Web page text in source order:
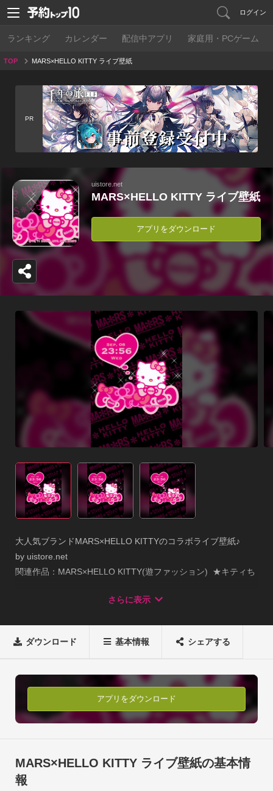
ログイン
ランキング カレンダー 配信中アプリ 家庭用・PCゲーム
TOP MARS×HELLO KITTY ライブ壁紙
PR
uistore.net
MARS×HELLO KITTY ライブ壁紙
アプリをダウンロード
大人気ブランドMARS×HELLO KITTYのコラボライブ壁紙♪
by uistore.net
関連作品：MARS×HELLO KITTY(遊ファッション)  ★キティち
★リボンにタッチするとリボンが大きくなります。
★時計は12時間表示と24時間表示を切り替えられます。
※設定方法：ホーム＞メニュー＞壁紙＞ライブ壁紙
※メモリ状況により、正常に設定ができない場合がございま
す。その場合、端末を再起動の上、再設定をお願いいたしま
す。
プリを使うと、正常に終了できない場合がございます。他の壁
紙を設定し、終了をさせて下さい。
※アップデートにより、正常に作動しない場合、アンインスト
さらに表示
ダウンロード 基本情報 シェアする
アプリをダウンロード
MARS×HELLO KITTY ライブ壁紙の基本情
報